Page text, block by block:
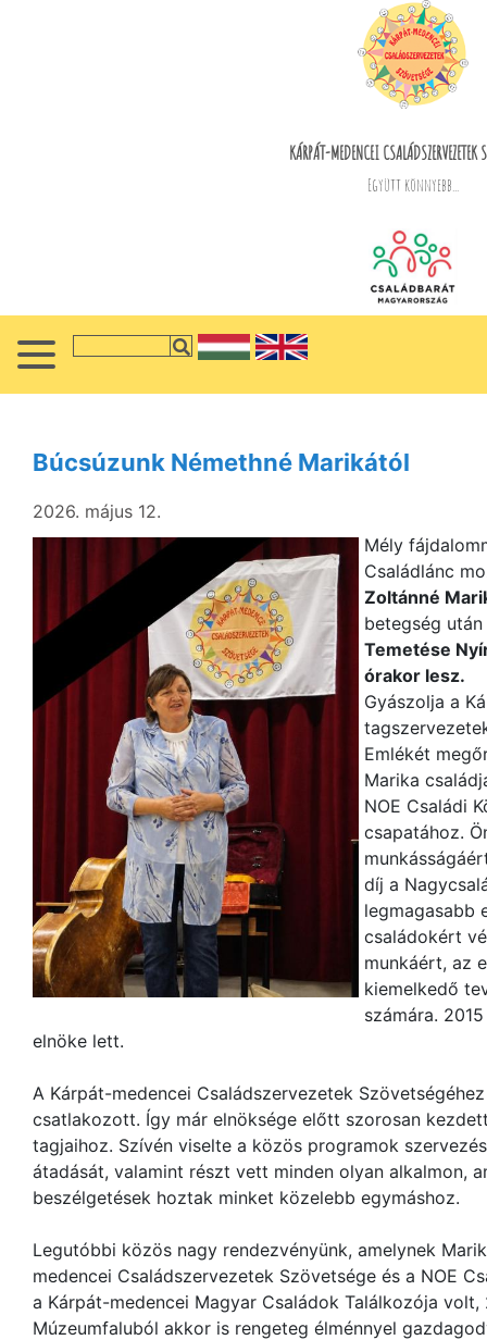
KÁRPÁT-MEDENCEI CSALÁDSZERVEZETEK
Együtt könnyebb...
Búcsúzunk Némethné Marikától
2026. május 12.
Mély
Családlánc
Zoltánné
betegség
Temetése
órakor lesz.
Gyászolja a
Emlékét
Marika
NOE Családi
csapatához.
díj a
legmagasabb
családokért
munkáért, az
kiemelkedő
számára.
elnöke lett.
A Kárpát-medencei Családszervezetek
csatlakozott. Így már elnöksége előtt szorosan
tagjaihoz. Szívén viselte a közös programok
átadását, valamint részt vett minden olyan alkalmon,
beszélgetések hoztak minket közelebb egymáshoz.
Legutóbbi közös nagy rendezvényünk, amelynek
medencei Családszervezetek Szövetsége és a NOE
a Kárpát-medencei Magyar Családok Találkozója
Múzeumfaluból akkor is rengeteg élménnyel